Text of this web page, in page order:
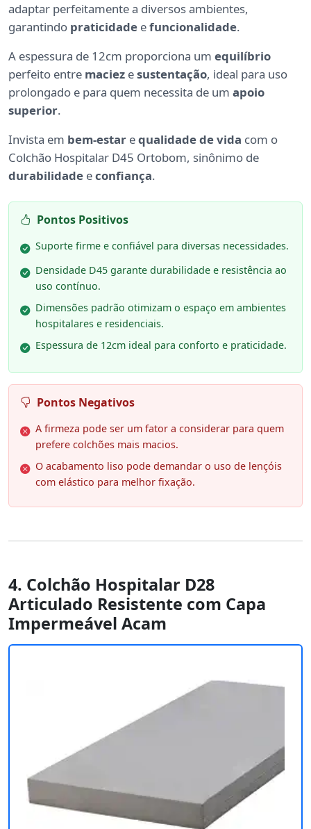
adaptar perfeitamente a diversos ambientes,
garantindo praticidade efuncionalidade.
A espessura de 12cm proporciona um equilíbrio
perfeito entre maciez esustentação, ideal para uso
prolongado e para quem necessita de um apoio
superior.
Invista em bem-estar equalidade de vida com o
Colchão Hospitalar D45 Ortobom, sinônimo de
durabilidade econfiança.
Pontos Positivos
Suporte firme e confiável para diversas necessidades.
Densidade D45 garante durabilidade e resistência ao
uso contínuo.
Dimensões padrão otimizam o espaço em ambientes
hospitalares e residenciais.
Espessura de 12cm ideal para conforto e praticidade.
Pontos Negativos
A firmeza pode ser um fator a considerar para quem
prefere colchões mais macios.
O acabamento liso pode demandar o uso de lençóis
com elástico para melhor fixação.
4. Colchão Hospitalar D28
Articulado Resistente com Capa
Impermeável Acam